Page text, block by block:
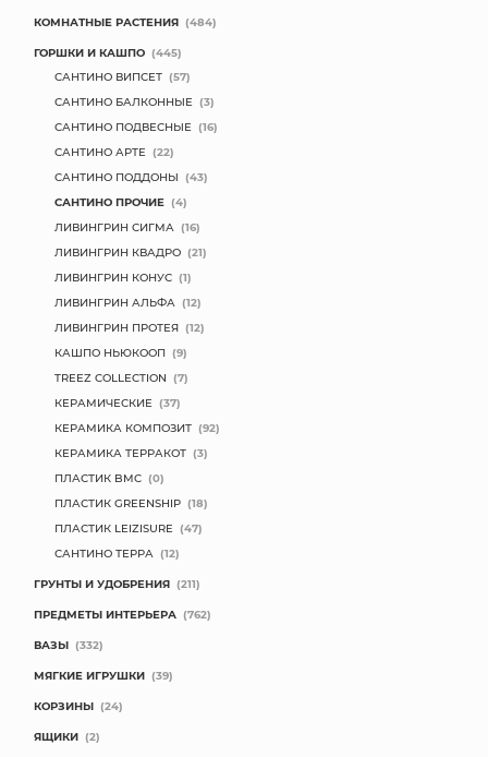
КОМНАТНЫЕ РАСТЕНИЯ (484)
ГОРШКИ И КАШПО (445)
САНТИНО ВИПСЕТ (57)
САНТИНО БАЛКОННЫЕ (3)
САНТИНО ПОДВЕСНЫЕ (16)
САНТИНО АРТЕ (22)
САНТИНО ПОДДОНЫ (43)
САНТИНО ПРОЧИЕ (4)
ЛИВИНГРИН СИГМА (16)
ЛИВИНГРИН КВАДРО (21)
ЛИВИНГРИН КОНУС (1)
ЛИВИНГРИН АЛЬФА (12)
ЛИВИНГРИН ПРОТЕЯ (12)
КАШПО НЬЮКООП (9)
TREEZ COLLECTION (7)
КЕРАМИЧЕСКИЕ (37)
КЕРАМИКА КОМПОЗИТ (92)
КЕРАМИКА ТЕРРАКОТ (3)
ПЛАСТИК BMC (0)
ПЛАСТИК GREENSHIP (18)
ПЛАСТИК LEIZISURE (47)
САНТИНО ТЕРРА (12)
ГРУНТЫ И УДОБРЕНИЯ (211)
ПРЕДМЕТЫ ИНТЕРЬЕРА (762)
ВАЗЫ (332)
МЯГКИЕ ИГРУШКИ (39)
КОРЗИНЫ (24)
ЯЩИКИ (2)